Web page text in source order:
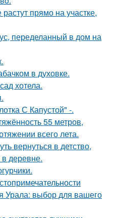
прямо на участке,
переделанный в дом на
в духовке.
хотела.
С Капустой" -.
55 метров,
всего лета.
вернуться в детство,
деревне.
Урала: выбор для вашего